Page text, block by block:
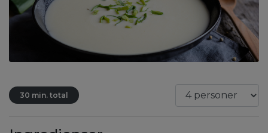
30 min. total